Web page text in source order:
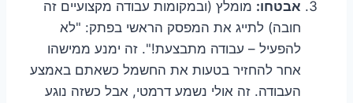
אבטחו: מומלץ (ובמקומות עבודה מקצועיים זה
חובה) לתייג את המפסק הראשי בפתק: "לא
להפעיל – עבודה מתבצעת!". זה ימנע ממישהו
אחר להחזיר בטעות את החשמל כשאתם באמצע
העבודה. זה אולי נשמע דרמטי, אבל כשזה נוגע